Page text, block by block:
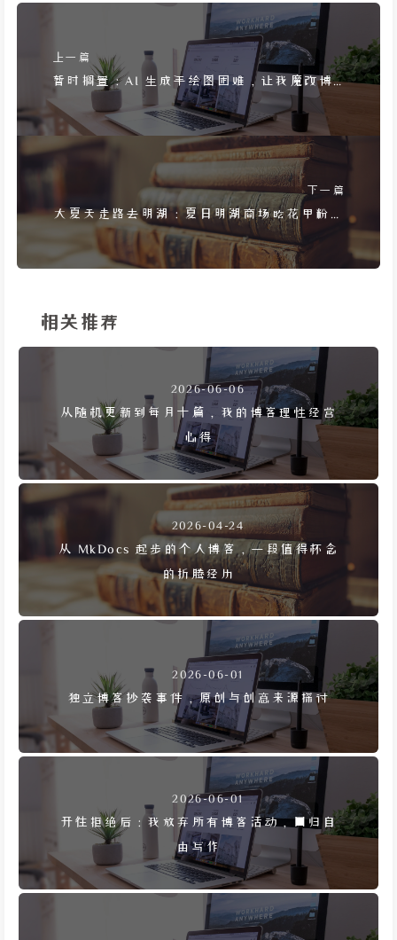
上一篇
暂时搁置：AI 生成手绘图困难，让我魔改博
客主题的计划泡汤了
下一篇
大夏天走路去明湖：夏日明湖商场吃花甲粉，
路过小学回忆童年
相关推荐
2026-06-06
从随机更新到每月十篇，我的博客理性经营
心得
2026-04-24
从 MkDocs 起步的个人博客，一段值得怀念
的折腾经历
2026-06-01
独立博客抄袭事件，原创与创意来源探讨
2026-06-01
开往拒绝后：我放弃所有博客活动，回归自
由写作